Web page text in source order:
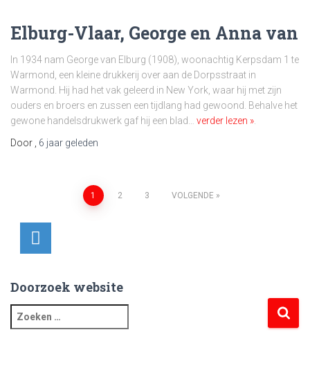
Elburg-Vlaar, George en Anna van
In 1934 nam George van Elburg (1908), woonachtig Kerpsdam 1 te
Warmond, een kleine drukkerij over aan de Dorpsstraat in
Warmond. Hij had het vak geleerd in New York, waar hij met zijn
ouders en broers en zussen een tijdlang had gewoond. Behalve het
gewone handelsdrukwerk gaf hij een blad… verder lezen ».
Door , 6 jaar geleden
Berichtnavigatie
1 2 3 VOLGENDE
a
l
Doorzoek website
o